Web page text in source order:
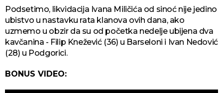
Podsetimo, likvidacija Ivana Miličića od sinoć nije jedino
ubistvo u nastavku rata klanova ovih dana, ako
uzmemo u obzir da su od početka nedelje ubijena dva
kavčanina - Filip Knežević (36) u Barseloni i Ivan Nedović
(28) u Podgorici.
BONUS VIDEO: